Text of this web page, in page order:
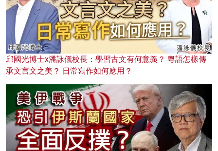
邱國光博士x潘詠儀校長：學習古文有何意義？ 粵語怎樣傳
承文言文之美？ 日常寫作如何應用？